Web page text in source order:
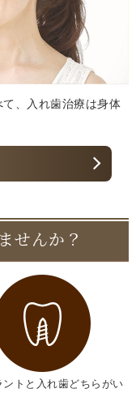
、入れ歯治療は身体
せんか？
ントと入れ歯どちらがい